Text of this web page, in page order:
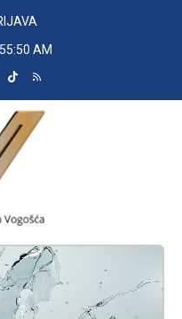
AM
VOGOŠĆA